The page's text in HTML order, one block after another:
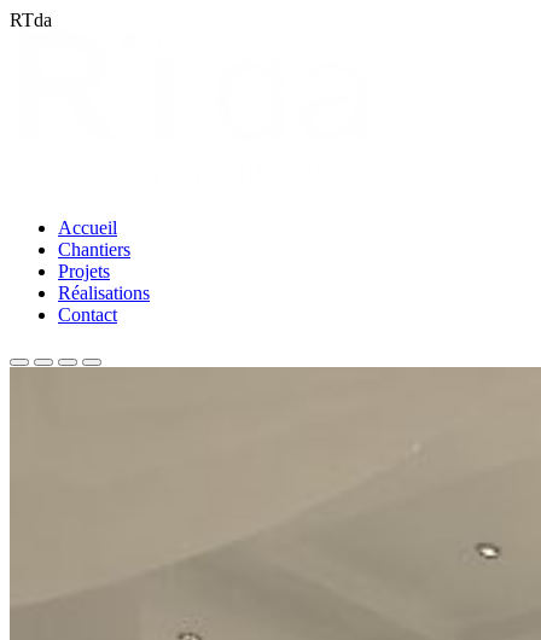
RTda
Accueil
Chantiers
Projets
Réalisations
Contact